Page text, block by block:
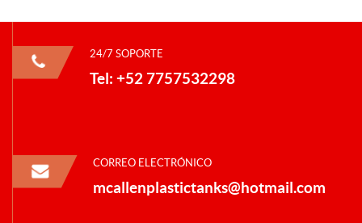
24/7 SOPORTE
Tel: +52 7757532298
CORREO ELECTRÓNICO
mcallenplastictanks@hotmail.com